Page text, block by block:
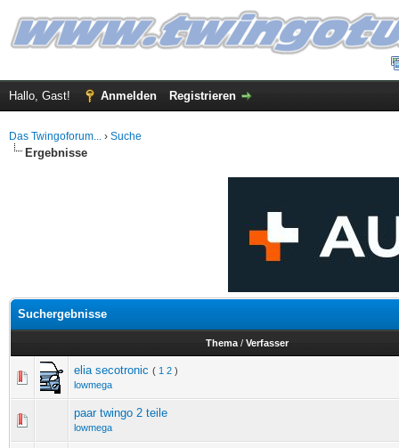
Hallo, Gast! Anmelden Registrieren
Das Twingoforum... › Suche
Ergebnisse
Suchergebnisse
Thema / Verfasser
elia secotronic ( 1 2 )
lowmega
paar twingo 2 teile
lowmega